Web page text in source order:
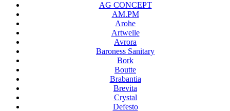
AG CONCEPT
AM.PM
Arohe
Artwelle
Avrora
Baroness Sanitary
Bork
Boutte
Brabantia
Brevita
Crystal
Defesto